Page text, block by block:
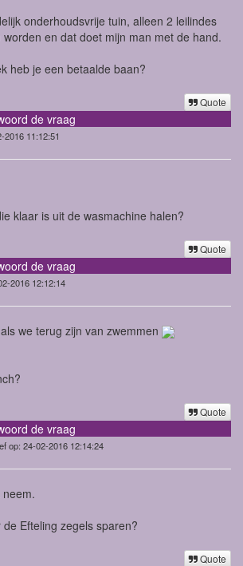
onderhoudsvrije tuin, alleen 2 leilindes
en dat doet mijn man met de hand.
heb je een betaalde baan?
Quote
de vraag
11:12:51
klaar is uit de wasmachine halen?
Quote
de vraag
2016 12:12:14
we terug zijn van zwemmen
Quote
de vraag
op: 24-02-2016 12:14:24
Efteling zegels sparen?
Quote